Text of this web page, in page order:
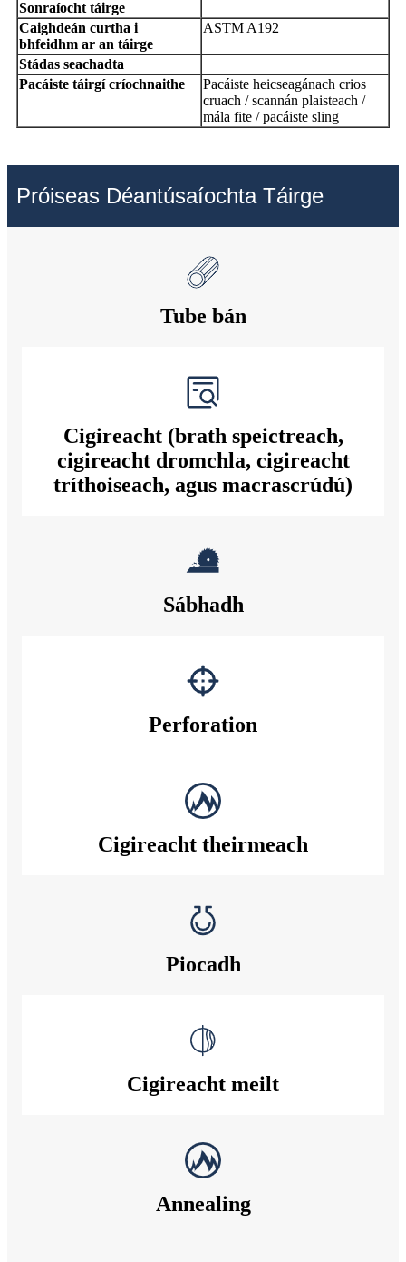
Sonraíocht táirge
Caighdeán curtha i
bhfeidhm ar an táirge
ASTM A192
Stádas seachadta
Pacáiste táirgí críochnaithe
Pacáiste heicseagánach crios
cruach / scannán plaisteach /
mála fite / pacáiste sling
Próiseas Déantúsaíochta Táirge
Tube bán
Cigireacht (brath speictreach,
cigireacht dromchla, cigireacht
tríthoiseach, agus macrascrúdú)
Sábhadh
Perforation
Cigireacht theirmeach
Piocadh
Cigireacht meilt
Annealing